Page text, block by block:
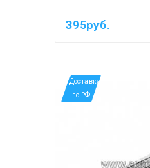
395руб.
*Доставка
по РФ